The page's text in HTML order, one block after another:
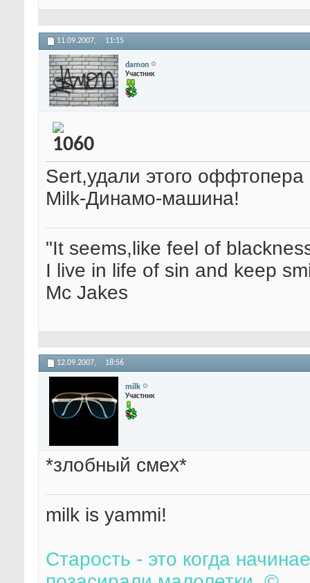
11.09.2007, 11:15
damon
Участник
Sert,удали этого
Milk-Динамо-машина!
"It seems,like feel of
I live in life of sin and keep
Mc Jakes
12.09.2007, 18:56
milk
Участник
*злобный смех*
milk is yammi!
Старость - это когда